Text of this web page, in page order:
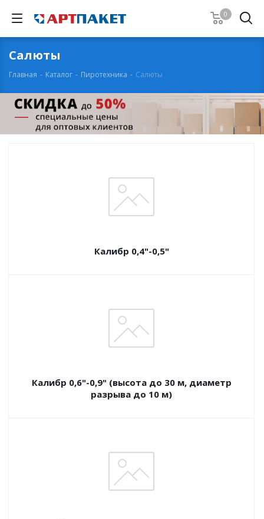
0
Салюты
Главная - Каталог - Пиротехника - Салюты
Калибр 0,4"-0,5"
Калибр 0,6"-0,9" (высота до 30 м, диаметр
разрыва до 10 м)